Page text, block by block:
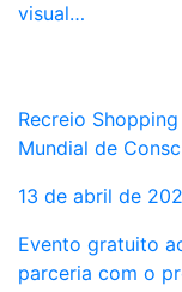
visual…
Recreio
Mundial de
13 de abril de
Evento gratuito
parceria com o